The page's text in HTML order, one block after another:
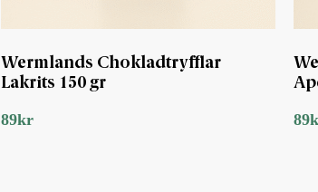
Wermlands Chokladtryfflar
Lakrits 150 gr
89kr 89